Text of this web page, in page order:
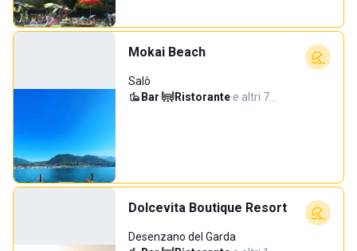
Mokai Beach
Salò
Bar· Ristorante·e altri 7…
Dolcevita Boutique Resort
Desenzano del Garda